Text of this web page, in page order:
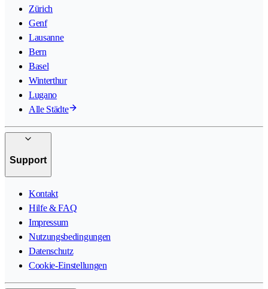
Zürich
Genf
Lausanne
Bern
Basel
Winterthur
Lugano
Alle Städte
Support
Kontakt
Hilfe & FAQ
Impressum
Nutzungsbedingungen
Datenschutz
Cookie-Einstellungen